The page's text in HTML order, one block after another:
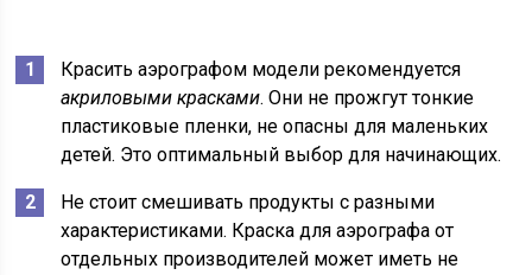
Красить аэрографом модели рекомендуется
акриловыми красками. Они не прожгут тонкие
пластиковые пленки, не опасны для маленьких
детей. Это оптимальный выбор для начинающих.
Не стоит смешивать продукты с разными
характеристиками. Краска для аэрографа от
отдельных производителей может иметь не